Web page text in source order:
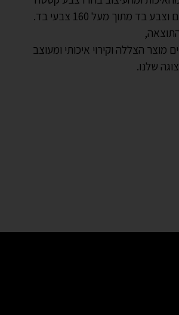
הצללה וקירוי איכותי ומעוצב
שלנו.